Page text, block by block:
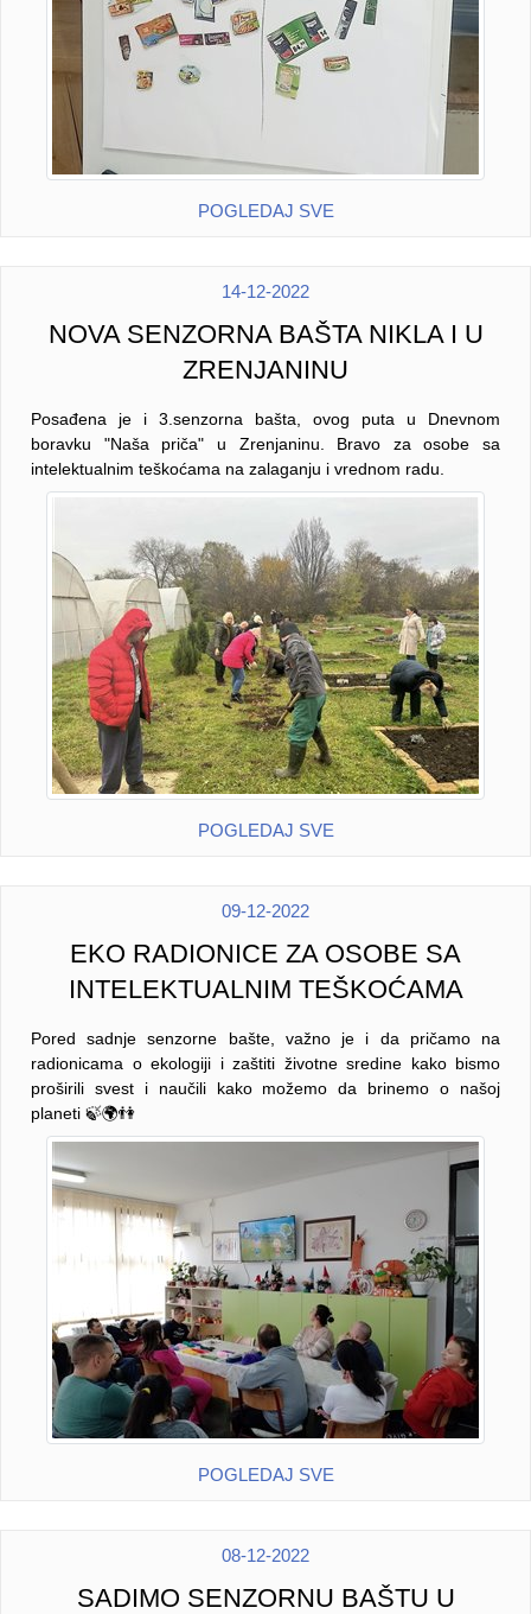
POGLEDAJ SVE
14-12-2022
NOVA SENZORNA BAŠTA NIKLA I U
ZRENJANINU
Posađena je i 3.senzorna bašta, ovog puta u Dnevnom
boravku "Naša priča" u Zrenjaninu. Bravo za osobe sa
intelektualnim teškoćama na zalaganju i vrednom radu.
POGLEDAJ SVE
09-12-2022
EKO RADIONICE ZA OSOBE SA
INTELEKTUALNIM TEŠKOĆAMA
Pored sadnje senzorne bašte, važno je i da pričamo na
radionicama o ekologiji i zaštiti životne sredine kako bismo
proširili svest i naučili kako možemo da brinemo o našoj
planeti 🍃🌍👫
POGLEDAJ SVE
08-12-2022
SADIMO SENZORNU BAŠTU U